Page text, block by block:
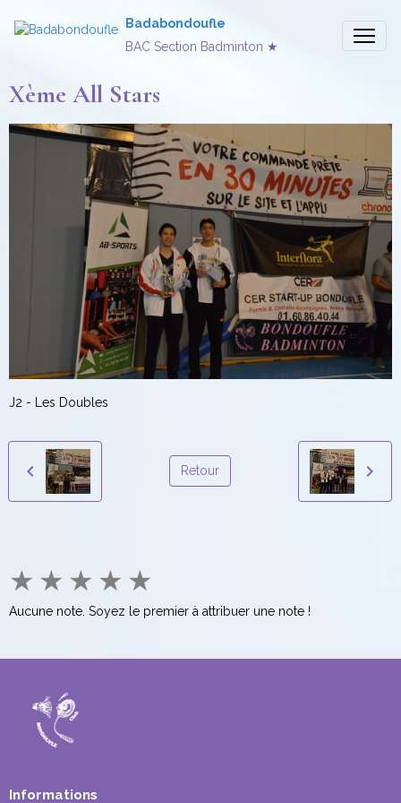
Badabondoufle
BAC Section Badminton ★
Xème All Stars
J2 - Les Doubles
Retour
★ ★ ★ ★ ★
Aucune note. Soyez le premier à attribuer une note !
Informations